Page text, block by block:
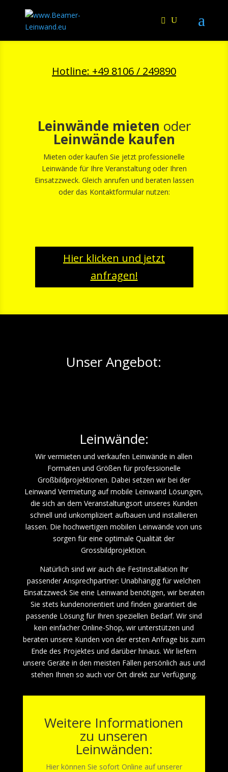
Hotline: +49 8106 / 249890
Leinwände mieten oder
Leinwände kaufen
Mieten oder kaufen Sie jetzt professionelle
Leinwände für Ihre Veranstaltung oder Ihren
Einsatzzweck. Gleich anrufen und beraten lassen
oder das Kontaktformular nutzen:
Hier klicken und jetzt
anfragen!
Unser Angebot:
Leinwände:
Wir vermieten und verkaufen Leinwände in allen
Formaten und Größen für professionelle
Großbildprojektionen. Dabei setzen wir bei der
Leinwand Vermietung auf mobile Leinwand Lösungen,
die sich an dem Veranstaltungsort unseres Kunden
schnell und unkompliziert aufbauen und installieren
lassen. Die hochwertigen mobilen Leinwände von uns
sorgen für eine optimale Qualität der
Grossbildprojektion.
Natürlich sind wir auch die Festinstallation Ihr
passender Ansprechpartner: Unabhängig für welchen
Einsatzzweck Sie eine Leinwand benötigen, wir beraten
Sie stets kundenorientiert und finden garantiert die
passende Lösung für Ihren speziellen Bedarf. Wir sind
kein einfacher Online-Shop, wir unterstützen und
beraten unsere Kunden von der ersten Anfrage bis zum
Ende des Projektes und darüber hinaus. Wir liefern
unsere Geräte in den meisten Fällen persönlich aus und
stehen Ihnen so auch vor Ort direkt zur Verfügung.
Weitere Informationen
zu unseren
Leinwänden:
Hier können Sie sofort Online auf unserer